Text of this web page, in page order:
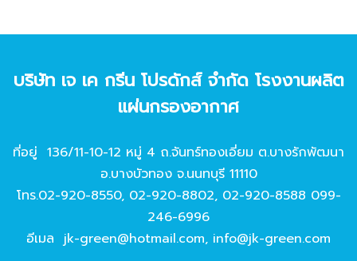
บริษัท เจ เค กรีน โปรดักส์ จํากัด โรงงานผลิต
แผ่นกรองอากาศ
ที่อยู่ 136/11-10-12 หมู่ 4 ถ.จันทร์ทองเอี่ยม ต.บางรักพัฒนา
อ.บางบัวทอง จ.นนทบุรี 11110
โทร.02-920-8550, 02-920-8802, 02-920-8588 099-
246-6996
อีเมล jk-green@hotmail.com, info@jk-green.com